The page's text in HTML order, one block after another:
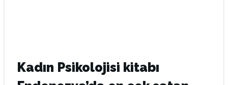
Kadın Psikolojisi kitabı